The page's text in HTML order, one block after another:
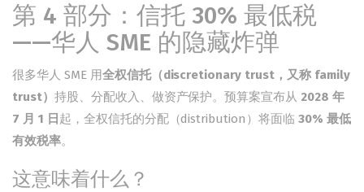
第 4 部分：信托 30% 最低税
——华人 SME 的隐藏炸弹
很多华人 SME 用全权信托（discretionary trust，又称 family
trust） 持股、分配收入、做资产保护。预算案宣布从 2028 年
7 月 1 日 起，全权信托的分配（distribution）将面临 30% 最低
有效税率。
这意味着什么？